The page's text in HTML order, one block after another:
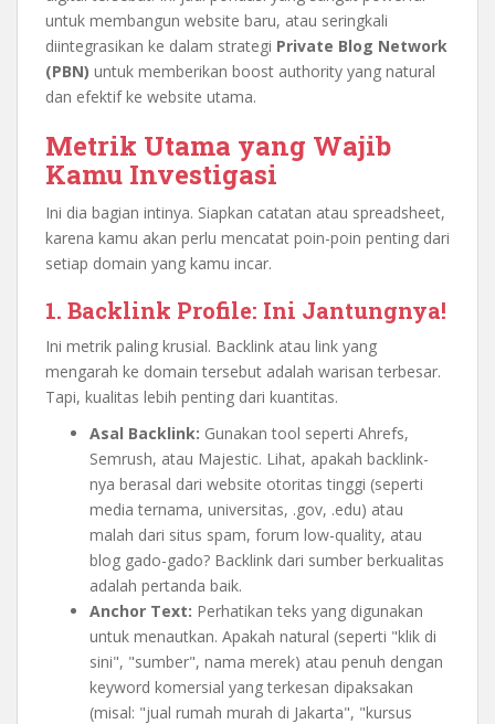
untuk membangun website baru, atau seringkali
diintegrasikan ke dalam strategi Private Blog Network
(PBN) untuk memberikan boost authority yang natural
dan efektif ke website utama.
Metrik Utama yang Wajib
Kamu Investigasi
Ini dia bagian intinya. Siapkan catatan atau spreadsheet,
karena kamu akan perlu mencatat poin-poin penting dari
setiap domain yang kamu incar.
1. Backlink Profile: Ini Jantungnya!
Ini metrik paling krusial. Backlink atau link yang
mengarah ke domain tersebut adalah warisan terbesar.
Tapi, kualitas lebih penting dari kuantitas.
Asal Backlink: Gunakan tool seperti Ahrefs,
Semrush, atau Majestic. Lihat, apakah backlink-
nya berasal dari website otoritas tinggi (seperti
media ternama, universitas, .gov, .edu) atau
malah dari situs spam, forum low-quality, atau
blog gado-gado? Backlink dari sumber berkualitas
adalah pertanda baik.
Anchor Text: Perhatikan teks yang digunakan
untuk menautkan. Apakah natural (seperti "klik di
sini", "sumber", nama merek) atau penuh dengan
keyword komersial yang terkesan dipaksakan
(misal: "jual rumah murah di Jakarta", "kursus